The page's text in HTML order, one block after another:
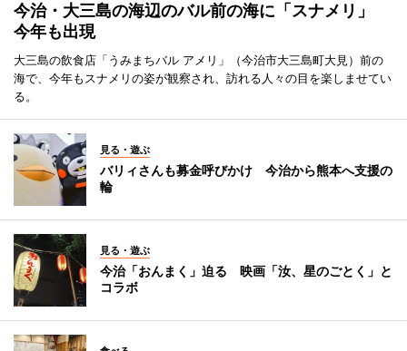
今治・大三島の海辺のバル前の海に「スナメリ」
今年も出現
大三島の飲食店「うみまちバル アメリ」（今治市大三島町大見）前の
海で、今年もスナメリの姿が観察され、訪れる人々の目を楽しませてい
る。
見る・遊ぶ
バリィさんも募金呼びかけ 今治から熊本へ支援の
輪
見る・遊ぶ
今治「おんまく」迫る 映画「汝、星のごとく」と
コラボ